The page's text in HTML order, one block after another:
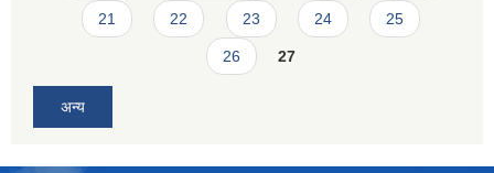
21 22 23 24 25
26 27
अन्य